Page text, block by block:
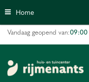
n
Home
Vandaag geopend van:09:00